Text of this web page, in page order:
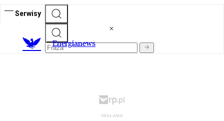
Serwisy
Energianews